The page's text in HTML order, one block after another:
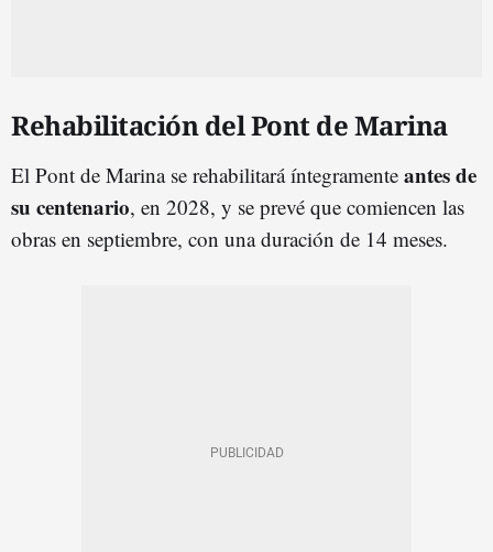
Rehabilitación del Pont de Marina
El Pont de Marina se rehabilitará íntegramente antes de
su centenario, en 2028, y se prevé que comiencen las
obras en septiembre, con una duración de 14 meses.